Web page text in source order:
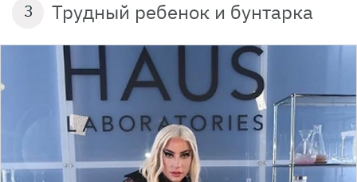
3 Трудный ребенок и бунтарка